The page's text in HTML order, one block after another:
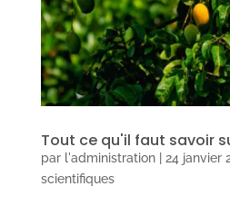
Tout ce qu'il faut savoir
par l'administration| 24 janvier
scientifiques